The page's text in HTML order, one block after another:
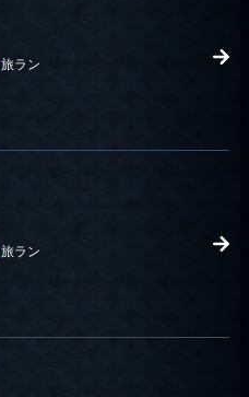
旅ラン
旅ラン